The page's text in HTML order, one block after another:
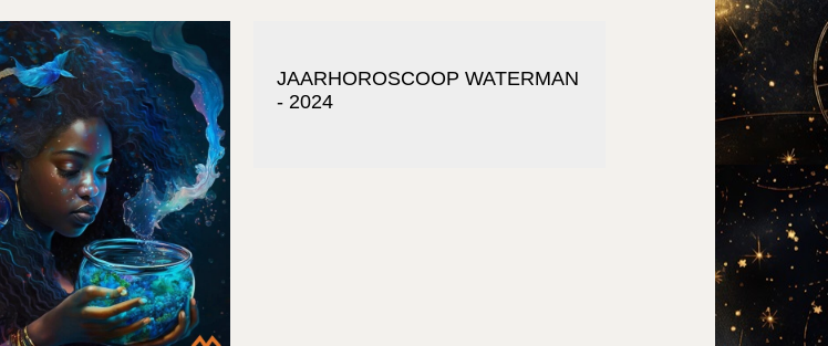
JAARHOROSCOOP WATERMAN
- 2024